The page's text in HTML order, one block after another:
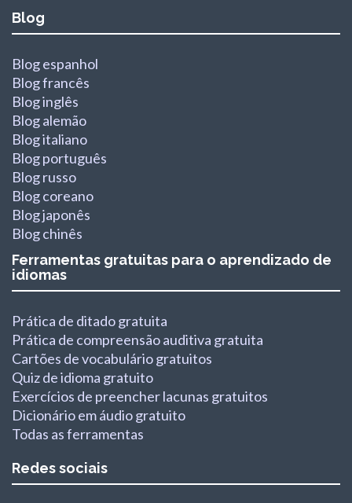
Blog
Blog espanhol
Blog francês
Blog inglês
Blog alemão
Blog italiano
Blog português
Blog russo
Blog coreano
Blog japonês
Blog chinês
Ferramentas gratuitas para o aprendizado de
idiomas
Prática de ditado gratuita
Prática de compreensão auditiva gratuita
Cartões de vocabulário gratuitos
Quiz de idioma gratuito
Exercícios de preencher lacunas gratuitos
Dicionário em áudio gratuito
Todas as ferramentas
Redes sociais